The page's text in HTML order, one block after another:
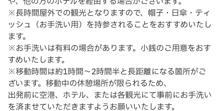
※長時間屋外での観光となりますので、帽子・日傘・ティ
ッシュ（お手洗い用）を持参されることをおすすめいたし
ます。
※お手洗いは有料の場合があります。小銭のご用意をおす
すめいたします。
※移動時間は約1時間〜2時間半と長距離になる箇所がご
ざいます。移動中の休憩場所が限られるため、
出発前に空港、ホテル、または各観光にて事前にお手洗い
を済ませていただきますようお願いいたします。